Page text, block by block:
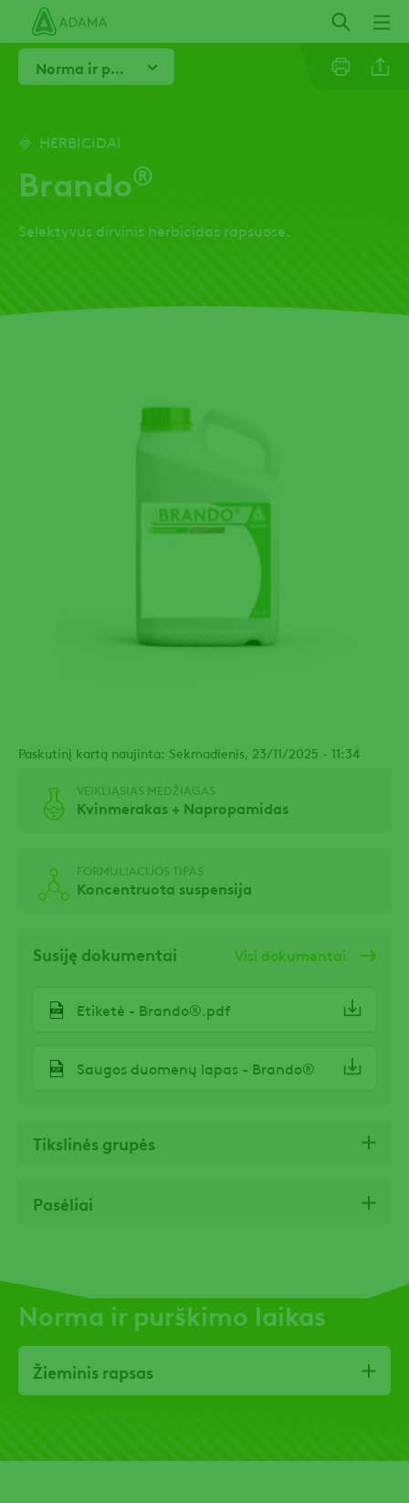
Pereiti
pagrindinį
Norma ir purškimo laikas
HERBICIDAI
Brando®
Selektyvus dirvinis herbicidas rapsuose.
Paskutinį kartą naujinta: Sekmadienis, 23/11/2025 - 11:34
VEIKLIĄSIAS MEDŽIAGAS
Kvinmerakas + Napropamidas
FORMULIACIJOS TIPAS
Koncentruota suspensija
Susiję dokumentai Visi dokumentai
Etiketė - Brando®.pdf
Saugos duomenų lapas - Brando®
Tikslinės grupės
Pasėliai
Norma ir purškimo laikas
Žieminis rapsas